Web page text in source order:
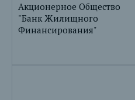
Акционерное Общество
"Банк Жилищного
Финансирования"